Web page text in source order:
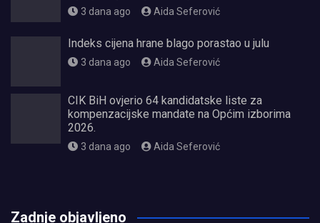
3 dana ago Aida Seferović
Indeks cijena hrane blago porastao u julu
3 dana ago Aida Seferović
CIK BiH ovjerio 64 kandidatske liste za
kompenzacijske mandate na Općim izborima
2026.
3 dana ago Aida Seferović
Zadnje objavljeno